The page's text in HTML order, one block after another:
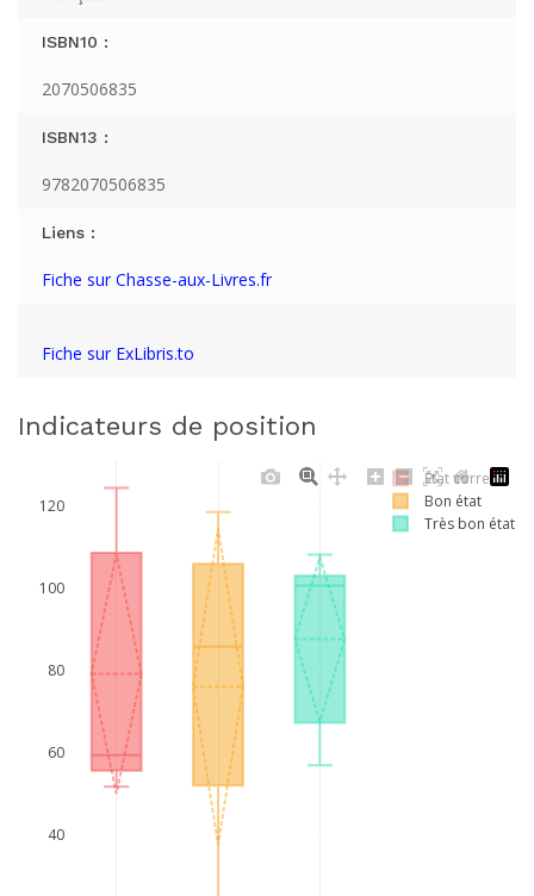
ISBN10 :
2070506835
ISBN13 :
9782070506835
Liens :
Fiche sur Chasse-aux-Livres.fr
Fiche sur ExLibris.to
Indicateurs de position
40
60
80
100
120
Etat correct
Bon état
Très bon état